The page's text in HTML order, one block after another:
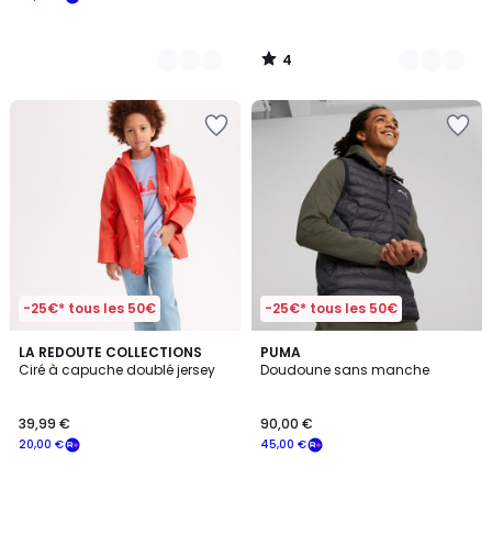
4
/
-25€* tous les 50€
LA REDOUTE COLLECTIONS
Ciré à capuche doublé jersey
20,00 €
39,99 €
-25€* tous les 50€
PUMA
Doudoune sans manche
45,00 €
90,00 €